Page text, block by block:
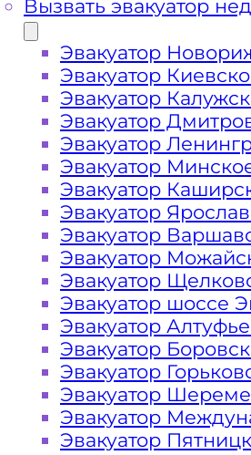
легковых
Вызвать эвакуатор
Эвакуатор
Эвакуатор
Эвакуатор
Эвакуатор
Эвакуатор
Эвакуатор
Эвакуатор
Эвакуатор
Эвакуатор
Эвакуатор
Эвакуатор
Эвакуатор шоссе
Эвакуатор
Эвакуатор
Эвакуатор
Эвакуатор
Эвакуатор
Эвакуатор